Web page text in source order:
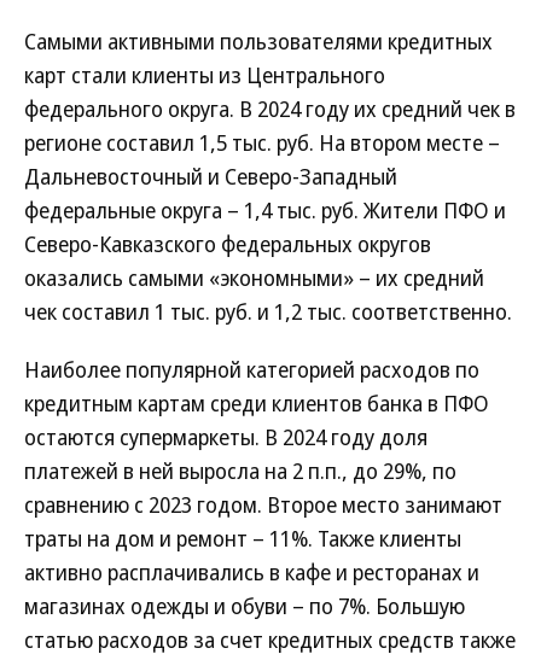
Самыми активными пользователями кредитных
карт стали клиенты из Центрального
федерального округа. В 2024 году их средний чек в
регионе составил 1,5 тыс. руб. На втором месте –
Дальневосточный и Северо-Западный
федеральные округа – 1,4 тыс. руб. Жители ПФО и
Северо-Кавказского федеральных округов
оказались самыми «экономными» – их средний
чек составил 1 тыс. руб. и 1,2 тыс. соответственно.
Наиболее популярной категорией расходов по
кредитным картам среди клиентов банка в ПФО
остаются супермаркеты. В 2024 году доля
платежей в ней выросла на 2 п.п., до 29%, по
сравнению с 2023 годом. Второе место занимают
траты на дом и ремонт – 11%. Также клиенты
активно расплачивались в кафе и ресторанах и
магазинах одежды и обуви – по 7%. Большую
статью расходов за счет кредитных средств также